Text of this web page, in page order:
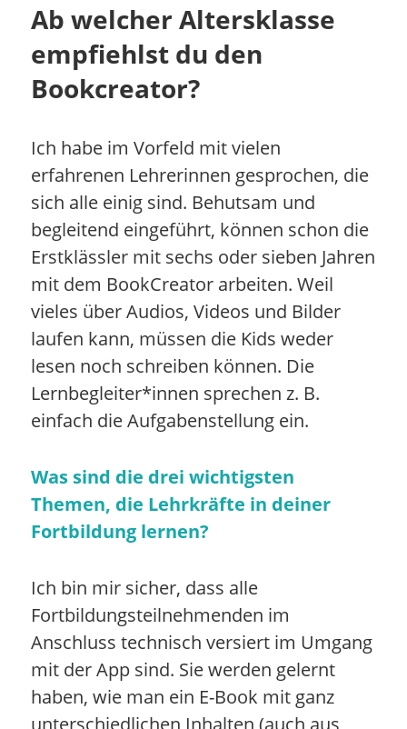
Ab welcher Altersklasse
empfiehlst du den
Bookcreator?
Ich habe im Vorfeld mit vielen
erfahrenen Lehrerinnen gesprochen, die
sich alle einig sind. Behutsam und
begleitend eingeführt, können schon die
Erstklässler mit sechs oder sieben Jahren
mit dem BookCreator arbeiten. Weil
vieles über Audios, Videos und Bilder
laufen kann, müssen die Kids weder
lesen noch schreiben können. Die
Lernbegleiter*innen sprechen z. B.
einfach die Aufgabenstellung ein.
Was sind die drei wichtigsten
Themen, die Lehrkräfte in deiner
Fortbildung lernen?
Ich bin mir sicher, dass alle
Fortbildungsteilnehmenden im
Anschluss technisch versiert im Umgang
mit der App sind. Sie werden gelernt
haben, wie man ein E-Book mit ganz
unterschiedlichen Inhalten (auch aus